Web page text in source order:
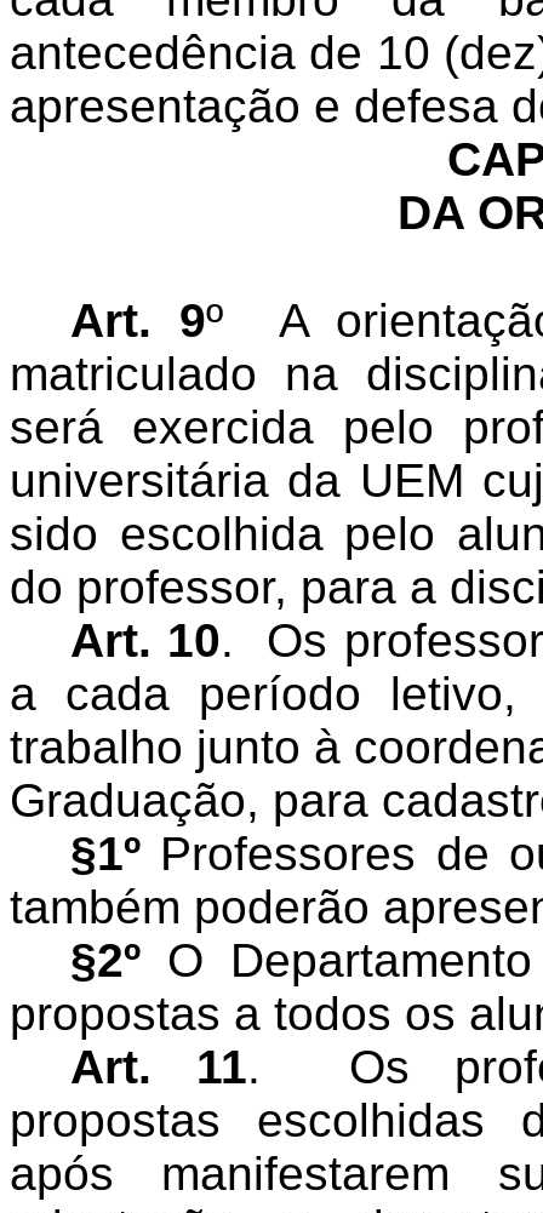
antecedência de 10
apresentação e defesa
DA
Art. 9º
A
matriculado na
será exercida pelo
universitária da UEM
sido escolhida pelo
do professor, para a
Art. 10.
Os
a cada período letivo,
trabalho junto à
Graduação, para
§1ºProfessores de
também poderão
§2º O
propostas a todos os
Art. 11.
Os
propostas escolhidas
após manifestarem